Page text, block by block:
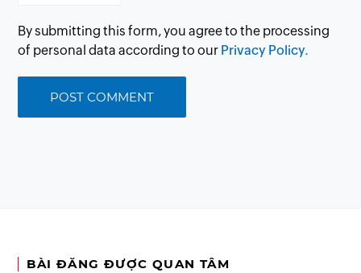
By submitting this form, you agree to the processing
of personal data according to our Privacy Policy.
BÀI ĐĂNG ĐƯỢC QUAN TÂM